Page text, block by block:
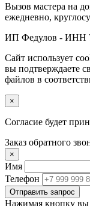
Вызов мастера на
ежедневно,
ИП Федулов - ИНН
Сайт использует
вы подтверждаете
файлов в
×
Согласие будет
Заказ обратного
×
Имя
Телефон
Отправить запрос
Нажимая кнопку вы